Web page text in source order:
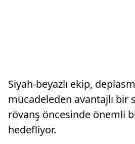
Siyah-beyazlı ekip,
mücadeleden avantajlı bir
rövanş öncesinde önemli
hedefliyor.